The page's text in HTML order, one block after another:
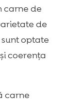
carne de
de
optate
coerența
carne